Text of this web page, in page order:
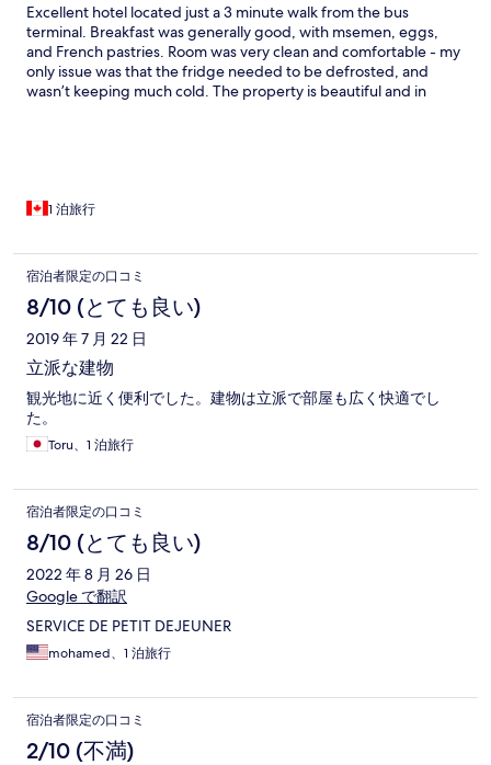
Excellent hotel located just a 3 minute walk from the bus
terminal. Breakfast was generally good, with msemen, eggs,
and French pastries. Room was very clean and comfortable - my
only issue was that the fridge needed to be defrosted, and
wasn’t keeping much cold. The property is beautiful and in
1 泊旅行
宿泊者限定の口コミ
8/10 (とても良い)
2019 年 7 月 22 日
立派な建物
観光地に近く便利でした。建物は立派で部屋も広く快適でし
た。
Toru、1 泊旅行
宿泊者限定の口コミ
8/10 (とても良い)
2022 年 8 月 26 日
Google で翻訳
SERVICE DE PETIT DEJEUNER
mohamed、1 泊旅行
宿泊者限定の口コミ
2/10 (不満)